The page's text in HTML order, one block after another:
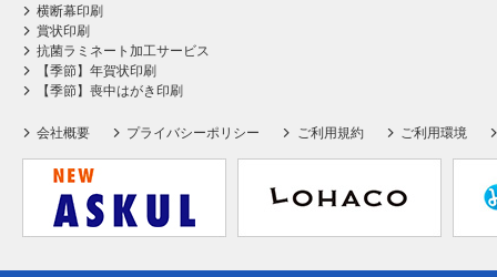
横断幕印刷
賞状印刷
抗菌ラミネート加工サービス
【季節】年賀状印刷
【季節】喪中はがき印刷
会社概要 プライバシーポリシー ご利用規約 ご利用環境